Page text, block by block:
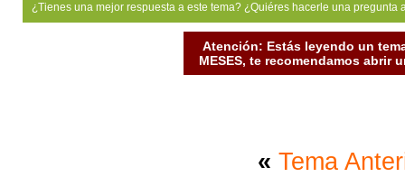
¿Tienes una mejor respuesta a este tema? ¿Quiéres hacerle una
Atención: Estás leyendo un
MESES, te recomendamos abrir
« Tema